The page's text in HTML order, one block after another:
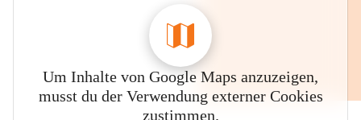
Um Inhalte von Google Maps anzuzeigen,
musst du der Verwendung externer Cookies
zustimmen.